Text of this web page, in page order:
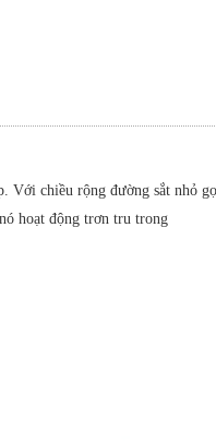
chiều rộng đường sắt nhỏ
hoạt động trơn tru trong